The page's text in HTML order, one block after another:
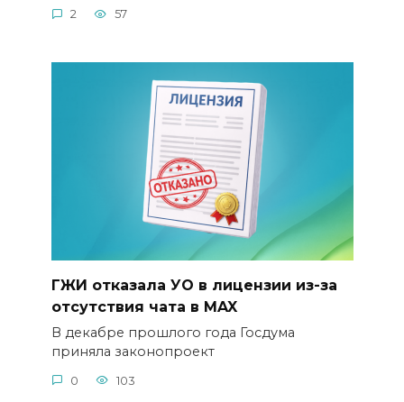
2 57
ГЖИ отказала УО в лицензии из-за
отсутствия чата в MAX
В декабре прошлого года Госдума
приняла законопроект
0 103